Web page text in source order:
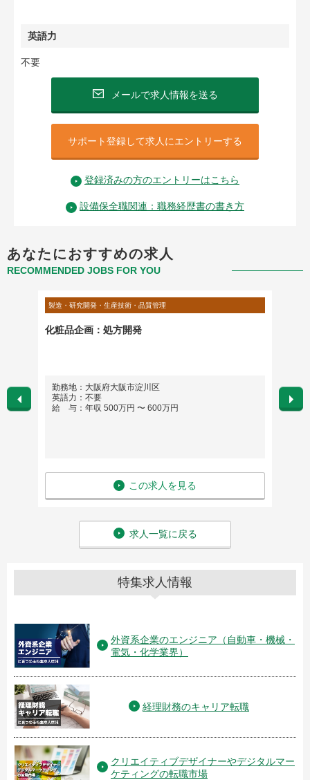
英語力
不要
メールで求人情報を送る
サポート登録して求人にエントリーする
登録済みの方のエントリーはこちら
設備保全職関連：職務経歴書の書き方
あなたにおすすめの求人
RECOMMENDED JOBS FOR YOU
製造・研究開発・生産技術・品質管理
化粧品企画：処方開発
勤務地：大阪府大阪市淀川区
英語力：不要
給 与：年収 500万円 〜 600万円
この求人を見る
勤務
英語
給
求人一覧に戻る
特集求人情報
外資系企業のエンジニア（自動車・機械・
電気・化学業界）
経理財務のキャリア転職
クリエイティブデザイナーやデジタルマー
ケティングの転職市場